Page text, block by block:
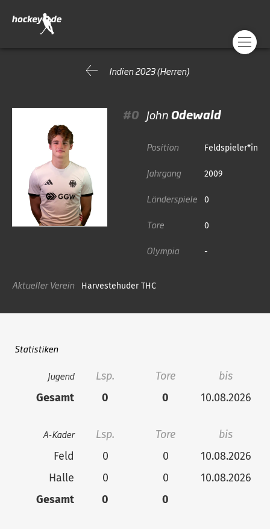
Indien 2023 (Herren)
#0 JohnOdewald
Position Feldspieler*in
Jahrgang 2009
Länderspiele 0
Tore 0
Olympia -
Aktueller Verein Harvestehuder THC
Statistiken
Jugend Lsp. Tore
bis
Gesamt
0 0 10.08.2026
A-Kader Lsp. Tore
bis
Feld
0 0
10.08.2026
Halle
0 0
10.08.2026
Gesamt
0 0